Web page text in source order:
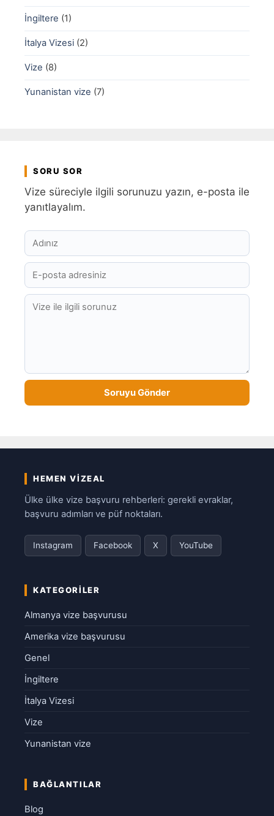
İngiltere (1)
İtalya Vizesi (2)
Vize (8)
Yunanistan vize (7)
SORU SOR
Vize süreciyle ilgili sorunuzu yazın, e-posta ile
yanıtlayalım.
HEMEN VIZEAL
Ülke ülke vize başvuru rehberleri: gerekli evraklar,
başvuru adımları ve püf noktaları.
Instagram Facebook X YouTube
KATEGORILER
Almanya vize başvurusu
Amerika vize başvurusu
Genel
İngiltere
İtalya Vizesi
Vize
Yunanistan vize
BAĞLANTILAR
Blog